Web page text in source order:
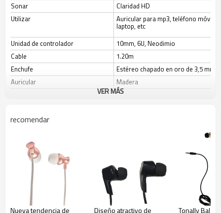
Sonar
Claridad HD
Utilizar
Auricular para mp3, teléfono móvil,
laptop, etc
Unidad de controlador
10mm, 6U, Neodimio
Cable
1.20m
Enchufe
Estéreo chapado en oro de 3,5 mm.
Auricular
Madera
Color de madera natural
Normas ambientales
Característica de producto
Sonido HD de alta fidelidad y componentes acústicos de
vanguardia que producen una calidad de sonido increíble
con bajos profundos y agudos cristalinos.
VER MÁS
recomendar
Nueva tendencia de Diseño atractivo de Tonally